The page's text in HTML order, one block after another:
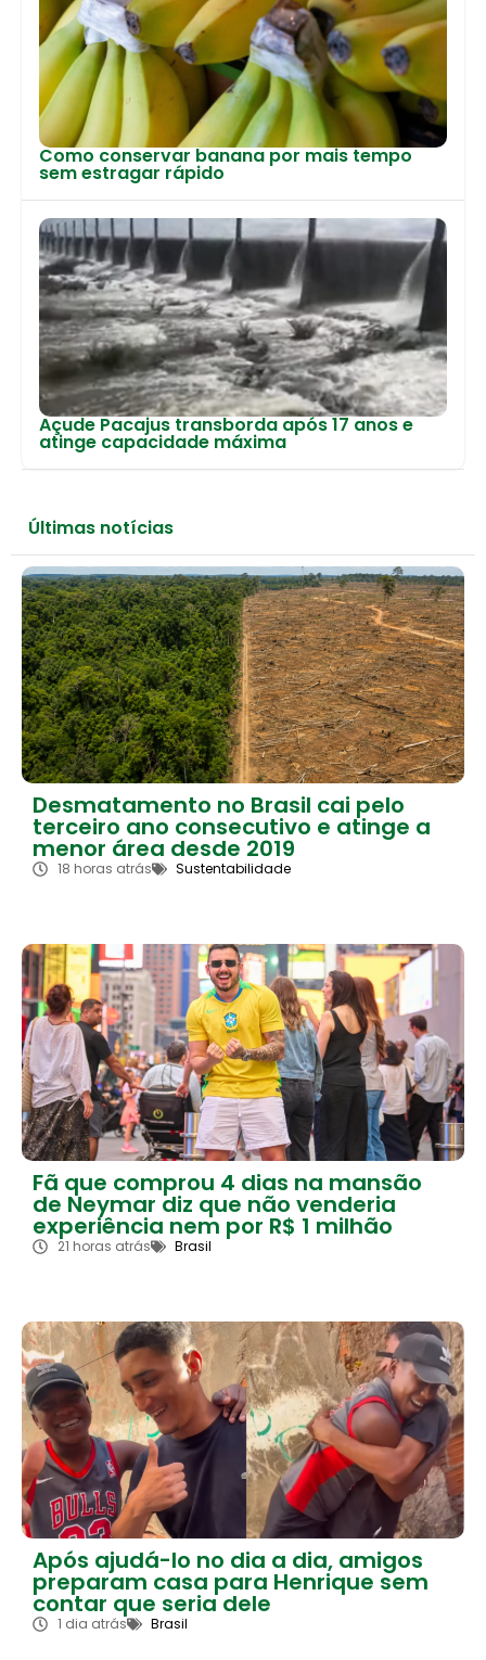
Como conservar banana por mais tempo
sem estragar rápido
Açude Pacajus transborda após 17 anos e
atinge capacidade máxima
Últimas notícias
Desmatamento no Brasil cai pelo
terceiro ano consecutivo e atinge a
menor área desde 2019
18 horas atrás Sustentabilidade
Fã que comprou 4 dias na mansão
de Neymar diz que não venderia
experiência nem por R$ 1 milhão
21 horas atrás Brasil
Após ajudá-lo no dia a dia, amigos
preparam casa para Henrique sem
contar que seria dele
1 dia atrás Brasil